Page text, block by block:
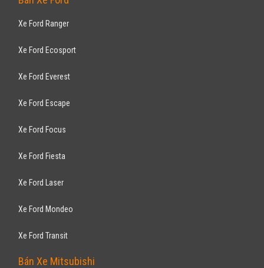
Xe Ford Ranger
Xe Ford Ecosport
Xe Ford Everest
Xe Ford Escape
Xe Ford Focus
Xe Ford Fiesta
Xe Ford Laser
Xe Ford Mondeo
Xe Ford Transit
Bán Xe Mitsubishi